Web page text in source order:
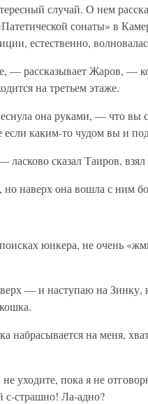
случай. О нем
сонаты» в
естественно,
— рассказывает Жаров, —
на третьем этаже.
она руками, — что вы
каким-то чудом вы и
сказал Таиров, взял
наверх она вошла с ним
юнкера, не очень
— и наступаю на Зинку,
набрасывается на меня,
уходите, пока я не
с-страшно! Ла-адно?